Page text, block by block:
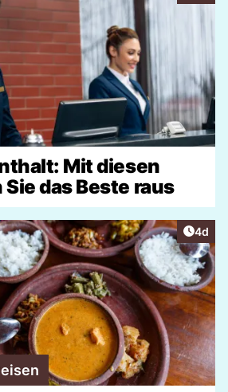
Mit diesen
das Beste raus
4d